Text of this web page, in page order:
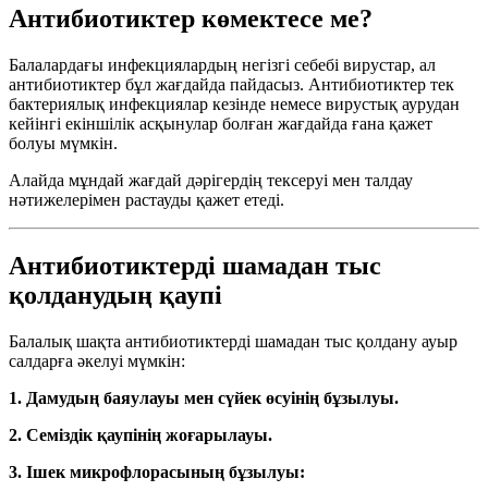
Антибиотиктер көмектесе ме?
Балалардағы инфекциялардың негізгі себебі вирустар, ал
антибиотиктер бұл жағдайда пайдасыз. Антибиотиктер тек
бактериялық инфекциялар кезінде немесе вирустық аурудан
кейінгі екіншілік асқынулар болған жағдайда ғана қажет
болуы мүмкін.
Алайда мұндай жағдай дәрігердің тексеруі мен талдау
нәтижелерімен растауды қажет етеді.
Антибиотиктерді шамадан тыс
қолданудың қаупі
Балалық шақта антибиотиктерді шамадан тыс қолдану ауыр
салдарға әкелуі мүмкін:
1. Дамудың баяулауы мен сүйек өсуінің бұзылуы.
2. Семіздік қаупінің жоғарылауы.
3. Ішек микрофлорасының бұзылуы: